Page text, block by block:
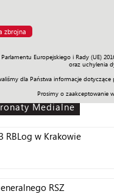
zbrojna
Europejskiego i Rady (UE)
oraz uchylenia
dla Państwa informacje
Prosimy o zaakceptowanie
Prawo Świat
Medialne
RBLog w Krakowie
RSZ